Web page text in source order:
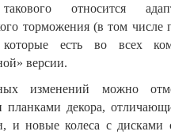
относится
торможения (в том
которые есть во всех
версии.
изменений можно
планками декора,
и новые колеса с дисками